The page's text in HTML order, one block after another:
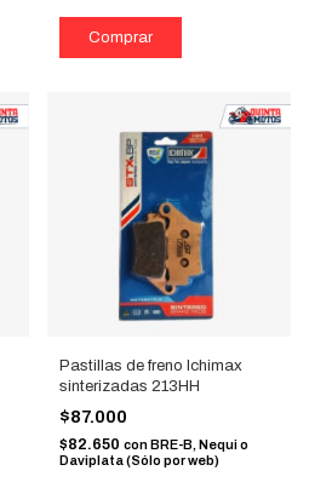
Pastillas de freno Ichimax
sinterizadas 213HH
$87.000
$82.650 con BRE-B, Nequi o
Daviplata (Sólo por web)